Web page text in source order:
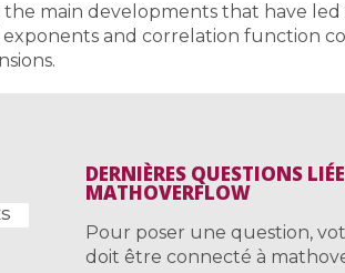
the main developments that have led
and correlation function
DERNIÈRES QUESTIONS
MATHOVERFLOW
Pour poser une question,
doit être connecté à